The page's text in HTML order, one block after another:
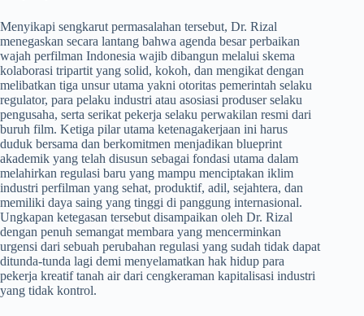
​Menyikapi sengkarut permasalahan tersebut, Dr. Rizal
menegaskan secara lantang bahwa agenda besar perbaikan
wajah perfilman Indonesia wajib dibangun melalui skema
kolaborasi tripartit yang solid, kokoh, dan mengikat dengan
melibatkan tiga unsur utama yakni otoritas pemerintah selaku
regulator, para pelaku industri atau asosiasi produser selaku
pengusaha, serta serikat pekerja selaku perwakilan resmi dari
buruh film. Ketiga pilar utama ketenagakerjaan ini harus
duduk bersama dan berkomitmen menjadikan blueprint
akademik yang telah disusun sebagai fondasi utama dalam
melahirkan regulasi baru yang mampu menciptakan iklim
industri perfilman yang sehat, produktif, adil, sejahtera, dan
memiliki daya saing yang tinggi di panggung internasional.
Ungkapan ketegasan tersebut disampaikan oleh Dr. Rizal
dengan penuh semangat membara yang mencerminkan
urgensi dari sebuah perubahan regulasi yang sudah tidak dapat
ditunda-tunda lagi demi menyelamatkan hak hidup para
pekerja kreatif tanah air dari cengkeraman kapitalisasi industri
yang tidak kontrol.